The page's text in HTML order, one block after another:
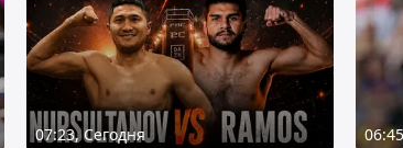
07:23, Сегодня